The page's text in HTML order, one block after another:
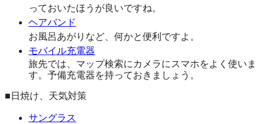
っておいたほうが良いですね。
ヘアバンド
お風呂あがりなど、何かと便利ですよ。
モバイル充電器
旅先では、マップ検索にカメラにスマホをよく使いま
す。予備充電器を持っておきましょう。
■日焼け、天気対策
サングラス